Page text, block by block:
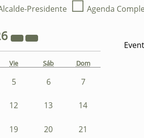
Presidente ☐ Agenda
Vie Sáb Dom
5 6 7
12 13 14
19 20 21